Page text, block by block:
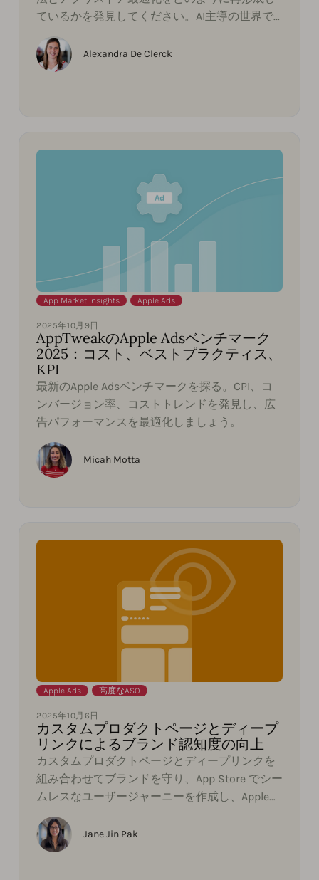
ているかを発見してください。AI主導の世界で
ーが次に何をすべきかを学びましょう。
Alexandra De Clerck
App Market Insights Apple Ads
2025年10月9日
AppTweakのApple Adsベンチマーク
2025：コスト、ベストプラクティス、
KPI
最新のApple Adsベンチマークを探る。CPI、コ
ンバージョン率、コストトレンドを発見し、広
告パフォーマンスを最適化しましょう。
Micah Motta
Apple Ads 高度なASO
2025年10月6日
カスタムプロダクトページとディープ
リンクによるブランド認知度の向上
カスタムプロダクトページとディープリンクを
組み合わせてブランドを守り、App Store でシー
ムレスなユーザージャーニーを作成し、Apple
Adsキャンペーンでより高いコンバージョンを促
進する方法をご紹介します。
Jane Jin Pak